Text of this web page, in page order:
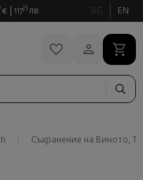
€ 11735 лв. BG EN
Съхранение на Виното,